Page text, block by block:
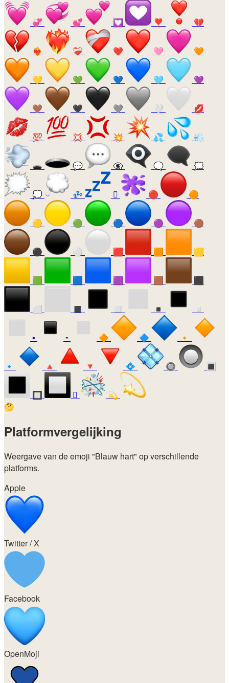
💞 💕 💟 ❣️ 💔
❤️‍🔥 ❤️‍🩹 ❤️ 🩷 🧡
💛 💚 💙 🩵 💜
🤎 🖤 🩶 🤍 💋
💯 💢 💥 💦 💨
🕳️ 💬 👁️‍🗨️ 🗨️ 🗯️
💭 💤 🫟 🔴 🟠
🟡 🟢 🔵 🟣 🟤
⚫ ⚪ 🟥 🟧 🟨
🟩 🟦 🟪 🟫 ⬛
⬜ ◼️ ◻️ ◾ ◽
▪️ ▫️ 🔶 🔷 🔸
🔹 🔺 🔻 💠 🔘 🔳
🔲 🫯
💫
🤔
Platformvergelijking
Weergave van de emoji "Blauw hart" op verschillende
platforms.
Apple
Twitter / X
Facebook
OpenMoji